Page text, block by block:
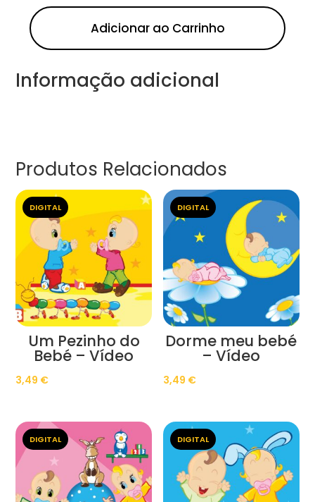
Adicionar ao Carrinho
Informação adicional
Produtos Relacionados
DIGITAL
Um Pezinho do
Bebé – Vídeo
3,49 €
DIGITAL
Dorme meu bebé
– Vídeo
3,49 €
DIGITAL DIGITAL